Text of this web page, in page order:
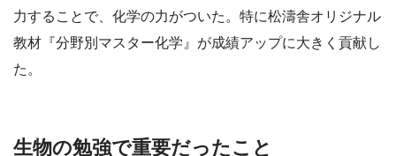
力することで、化学の力がついた。特に松濤舎オリジナル
教材『分野別マスター化学』が成績アップに大きく貢献し
た。
生物の勉強で重要だったこと